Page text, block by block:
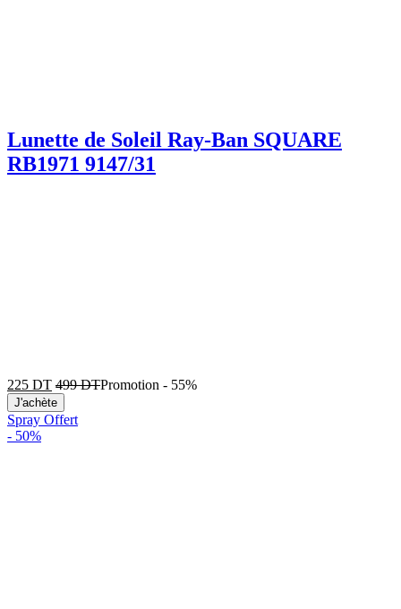
Lunette de Soleil Ray-Ban SQUARE
RB1971 9147/31
225 DT 499DTPromotion - 55%
J'achète
Spray Offert
- 50%